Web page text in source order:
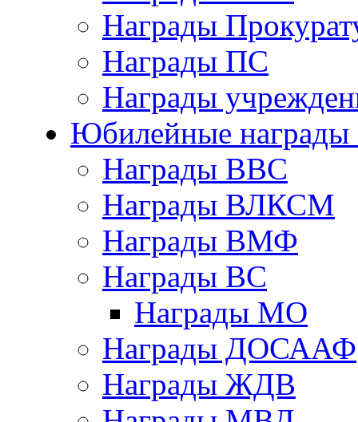
Награды
Награды ПС
Награды
Юбилейные награды
Награды ВВС
Награды ВЛКСМ
Награды ВМФ
Награды ВС
Награды МО
Награды ДОСААФ
Награды ЖДВ